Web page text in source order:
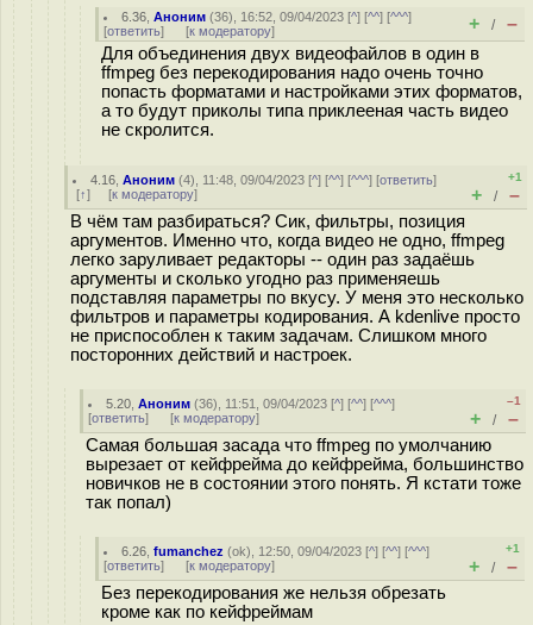
6.36 ,Аноним (36), 16:52, 09/04/2023 [^] [^^] [^^^]
[ответить] [к модератору] + / –
Для объединения двух видеофайлов в один в
ffmpeg без перекодирования надо очень точно
попасть форматами и настройками этих форматов,
а то будут приколы типа приклееная часть видео
не скролится.
4.16 ,Аноним (4), 11:48, 09/04/2023 [^] [^^] [^^^] [ответить]
[↑] [к модератору]
+1
+ / –
В чём там разбираться? Сик, фильтры, позиция
аргументов. Именно что, когда видео не одно, ffmpeg
легко заруливает редакторы -- один раз задаёшь
аргументы и сколько угодно раз применяешь
подставляя параметры по вкусу. У меня это несколько
фильтров и параметры кодирования. А kdenlive просто
не приспособлен к таким задачам. Слишком много
посторонних действий и настроек.
5.20 ,Аноним (36), 11:51, 09/04/2023 [^] [^^] [^^^]
[ответить] [к модератору]
–1
+ / –
Самая большая засада что ffmpeg по умолчанию
вырезает от кейфрейма до кейфрейма, большинство
новичков не в состоянии этого понять. Я кстати тоже
так попал)
6.26 ,fumanchez (ok), 12:50, 09/04/2023 [^] [^^] [^^^]
[ответить] [к модератору]
+1
+ / –
Без перекодирования же нельзя обрезать
кроме как по кейфреймам